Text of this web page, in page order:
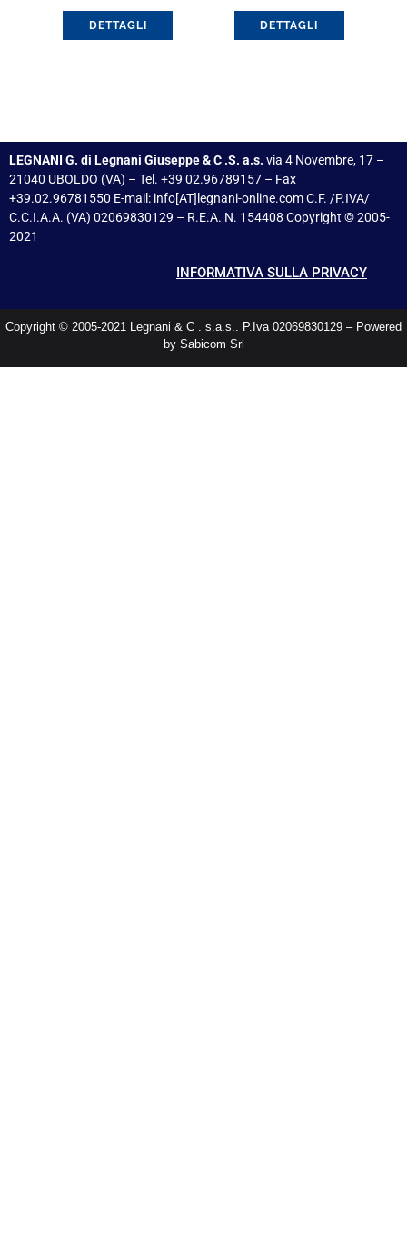
DETTAGLI DETTAGLI
LEGNANI G. di Legnani Giuseppe & C .S. a.s. via 4 Novembre, 17 –
21040 UBOLDO (VA) – Tel. +39 02.96789157 – Fax
+39.02.96781550 E-mail: info[AT]legnani-online.com C.F. /P.IVA/
C.C.I.A.A. (VA) 02069830129 – R.E.A. N. 154408 Copyright © 2005-
2021
INFORMATIVA SULLA PRIVACY
Copyright © 2005-2021 Legnani & C . s.a.s.. P.Iva 02069830129 – Powered
by Sabicom Srl